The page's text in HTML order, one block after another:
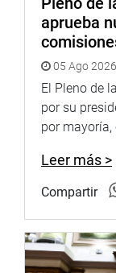
OFICINA DE
INSTITUCIONAL
aprueba
05 Ago
El Pleno de
por su
por mayoría,
Leer más >
Compartir